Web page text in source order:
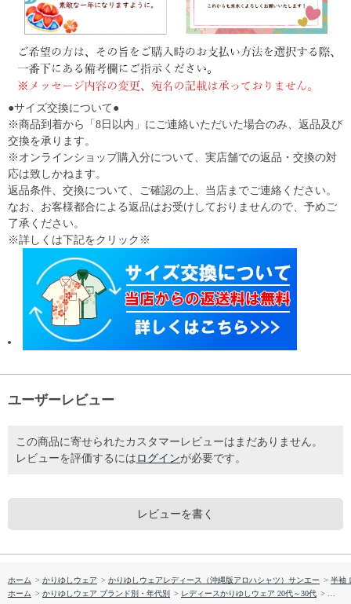
●サイズ交換について●
※商品到着から「8日以内」にご連絡いただいた場合のみ、返品及び
交換を承ります。
※オンラインショップ購入分について、実店舗での返品・交換の対
応は致しかねます。
返品条件、交換について、ご確認の上、当店までご連絡ください。
なお、お客様都合による返品はお受けしておりませんので、予めご
了承ください。
※詳しくは下記をクリック※
ユーザーレビュー
この商品に寄せられたカスタマーレビューはまだありません。
レビューを評価するには ログインが必要です。
レビューを書く
ホーム > かりゆしウェア > かりゆしウェアレディース（沖縄版アロハシャツ）サンエー > 半袖
ホーム > かりゆしウェア ブランド別・年代別 > レディースかりゆしウェア 20代～30代